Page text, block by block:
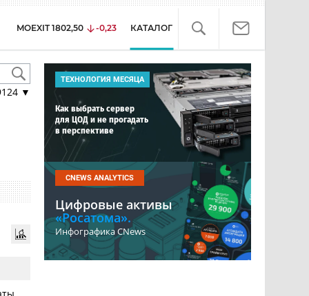
MOEXIT 1802,50 -0,23 КАТАЛОГ
▼
ТЕХНОЛОГИЯ МЕСЯЦА
Как выбрать сервер
для ЦОД и не прогадать
в перспективе
CNEWS ANALYTICS
Цифровые активы
«Росатома».
Инфографика CNews